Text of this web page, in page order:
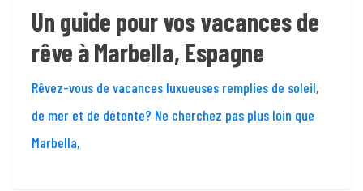
Un guide pour vos vacances de
rêve à Marbella, Espagne
Rêvez-vous de vacances luxueuses remplies de soleil,
de mer et de détente? Ne cherchez pas plus loin que
Marbella,